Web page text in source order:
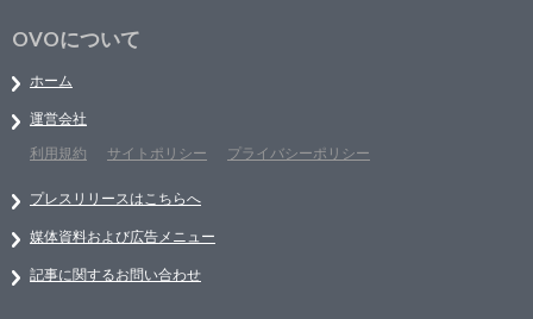
OVOについて
ホーム
運営会社
利用規約
サイトポリシー プライバシーポリシー
プレスリリースはこちらへ
媒体資料および広告メニュー
記事に関するお問い合わせ